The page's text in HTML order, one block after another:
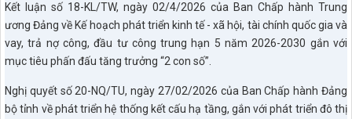
Kết luận số 18-KL/TW, ngày 02/4/2026 của Ban Chấp hành Trung
ương Đảng về Kế hoạch phát triển kinh tế - xã hội, tài chính quốc gia và
vay, trả nợ công, đầu tư công trung hạn 5 năm 2026-2030 gắn với
mục tiêu phấn đấu tăng trưởng “2 con số”.
Nghị quyết số 20-NQ/TU, ngày 27/02/2026 của Ban Chấp hành Đảng
bộ tỉnh về phát triển hệ thống kết cấu hạ tầng, gắn với phát triển đô thị